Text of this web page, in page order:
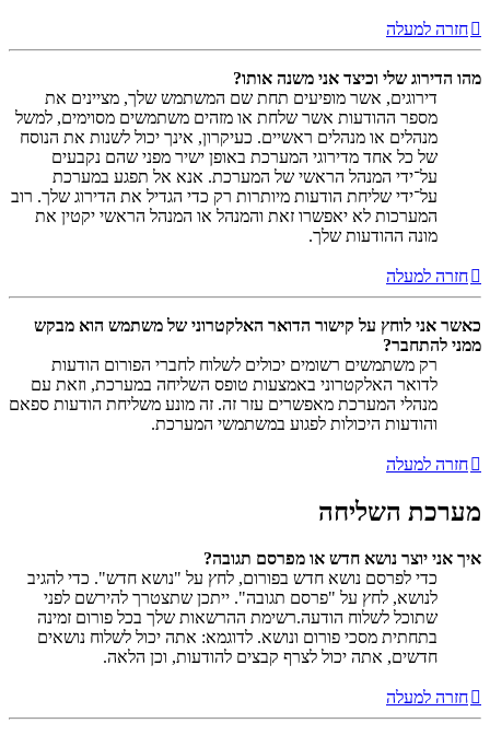
חזרה למעלה
מהו הדירוג שלי וכיצד אני משנה אותו?
דירוגים, אשר מופיעים תחת שם המשתמש שלך, מציינים את
מספר ההודעות אשר שלחת או מזהים משתמשים מסוימים, למשל
מנהלים או מנהלים ראשיים. כעיקרון, אינך יכול לשנות את הנוסח
של כל אחד מדירוגי המערכת באופן ישיר מפני שהם נקבעים
על־ידי המנהל הראשי של המערכת. אנא אל תפגע במערכת
על־ידי שליחת הודעות מיותרות רק כדי הגדיל את הדירוג שלך. רוב
המערכות לא יאפשרו זאת והמנהל או המנהל הראשי יקטין את
מונה ההודעות שלך.
חזרה למעלה
כאשר אני לוחץ על קישור הדואר האלקטרוני של משתמש הוא מבקש
ממני להתחבר?
רק משתמשים רשומים יכולים לשלוח לחברי הפורום הודעות
לדואר האלקטרוני באמצעות טופס השליחה במערכת, וזאת עם
מנהלי המערכת מאפשרים עזר זה. זה מונע משליחת הודעות ספאם
והודעות היכולות לפגוע במשתמשי המערכת.
חזרה למעלה
מערכת השליחה
איך אני יוצר נושא חדש או מפרסם תגובה?
כדי לפרסם נושא חדש בפורום, לחץ על "נושא חדש". כדי להגיב
לנושא, לחץ על "פרסם תגובה". ייתכן שתצטרך להירשם לפני
שתוכל לשלוח הודעה.רשימת ההרשאות שלך בכל פורום זמינה
בתחתית מסכי פורום ונושא. לדוגמא: אתה יכול לשלוח נושאים
חדשים, אתה יכול לצרף קבצים להודעות, וכן הלאה.
חזרה למעלה